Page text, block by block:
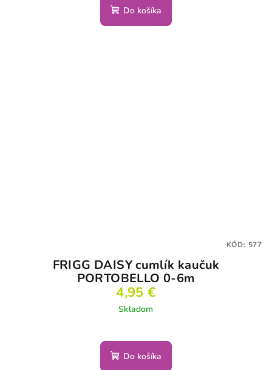
Do košíka
FRIGG DAISY cumlík kaučuk
PORTOBELLO 0-6m
4,95 €
Skladom
Do košíka
KÓD: 577